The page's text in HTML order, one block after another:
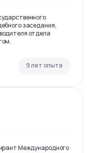
заседания,
отдела
9 лет опыта
Международного